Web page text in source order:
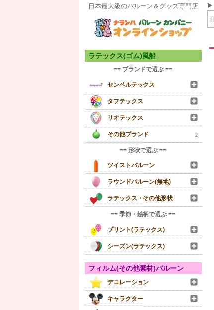
日本最大級のバルーン＆グッズ専門店
ラテックス(ゴム)風船
== ブランドで選ぶ ==
センペルテックス
タフテックス
リオテックス
その他ブランド
2
== 形状で選ぶ ==
ツイストバルーン
ラウンドバルーン(無地)
ラテックス・その他形状
== 季節・絵柄で選ぶ ==
プリント(ラテックス)
シーズン(ラテックス)
フィルム(その他素材)バルーン
デコレーション
キャラクター